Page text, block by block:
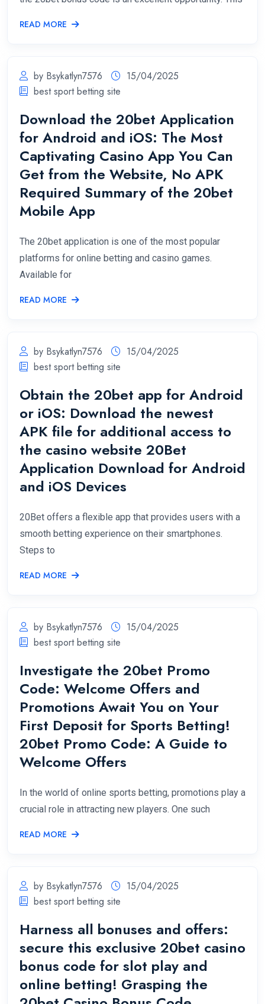
READ MORE
by Bsykatlyn7576
15/04/2025
best sport betting site
Download the 20bet Application
for Android and iOS: The Most
Captivating Casino App You Can
Get from the Website, No APK
Required Summary of the 20bet
Mobile App
The 20bet application is one of the most popular
platforms for online betting and casino games.
Available for
READ MORE
by Bsykatlyn7576
15/04/2025
best sport betting site
Obtain the 20bet app for Android
or iOS: Download the newest
APK file for additional access to
the casino website 20Bet
Application Download for Android
and iOS Devices
20Bet offers a flexible app that provides users with a
smooth betting experience on their smartphones.
Steps to
READ MORE
by Bsykatlyn7576
15/04/2025
best sport betting site
Investigate the 20bet Promo
Code: Welcome Offers and
Promotions Await You on Your
First Deposit for Sports Betting!
20bet Promo Code: A Guide to
Welcome Offers
In the world of online sports betting, promotions play a
crucial role in attracting new players. One such
READ MORE
by Bsykatlyn7576
15/04/2025
best sport betting site
Harness all bonuses and offers:
secure this exclusive 20bet casino
bonus code for slot play and
online betting! Grasping the